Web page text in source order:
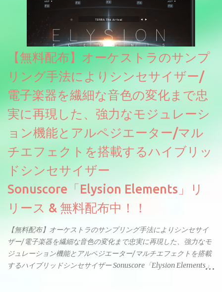
【無料配布】オーケストラのサンプ
リング手法によりシンセサイザー/
電子楽器を繊細な音色の変化まで忠
実に再現した、強力なモジュレーシ
ョン機能とアルペジエーター/マル
チエフェクトを搭載するハイブリッ
ドシンセサイザー
Sonuscore「Elysion Elements」リ
リース & 無料配布中！！
【無料配布】オーケストラのサンプリング手法によりシンセサイ
ザー/電子楽器を繊細な音色の変化まで忠実に再現した、強力なモ
ジュレーション機能とアルペジエーター/マルチエフェクトを搭載
するハイブリッドシンセサイザー Sonuscore「Elysion Elements」